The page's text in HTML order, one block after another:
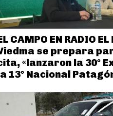
CAMPO EN RADIO EL
se prepara
«lanzaron la 30°
13° Nacional